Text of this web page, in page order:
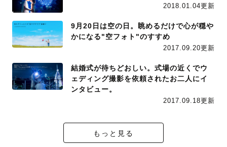
2018.01.04更新
9月20日は空の日。眺めるだけで心が穏や
かになる"空フォト"のすすめ
2017.09.20更新
結婚式が待ちどおしい。式場の近くでウ
ェディング撮影を依頼されたお二人にイ
ンタビュー。
2017.09.18更新
もっと見る